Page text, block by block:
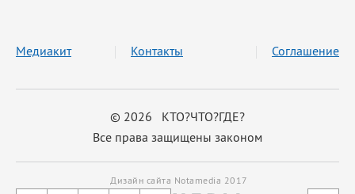
© 2026 КТО?ЧТО?ГДЕ?
Все права защищены законом
Медиакит Контакты Соглашение
Дизайн сайта Notamedia 2017